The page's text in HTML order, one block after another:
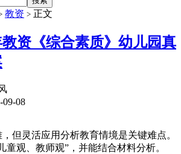
教资 > 正文
教资《综合素质》幼儿园真
09-08
但灵活应用分析教育情境是关键难点。
童观、教师观”，并能结合材料分析。